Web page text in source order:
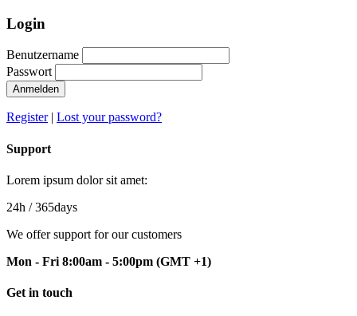
Login
Benutzername
Passwort
Anmelden
Register| Lost your password?
Support
Lorem ipsum dolor sit amet:
24h / 365days
We offer support for our customers
Mon - Fri 8:00am - 5:00pm (GMT +1)
Get in touch